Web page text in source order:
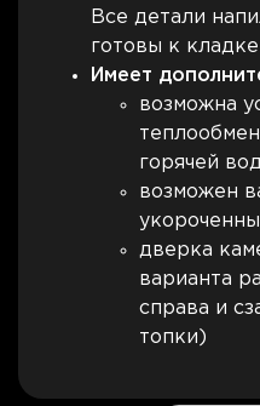
Все детали
готовы к кладке
Имеет
возможна
горячей
возможен
дверка
варианта
справа и
топки)